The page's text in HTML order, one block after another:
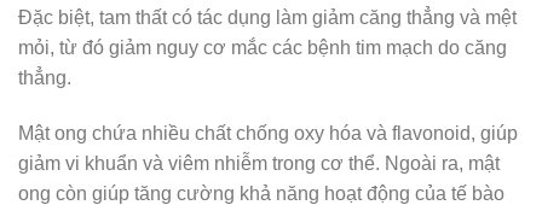
Đặc biệt, tam thất có tác dụng làm giảm căng thẳng và mệt
mỏi, từ đó giảm nguy cơ mắc các bệnh tim mạch do căng
thẳng.
Mật ong chứa nhiều chất chống oxy hóa và flavonoid, giúp
giảm vi khuẩn và viêm nhiễm trong cơ thể. Ngoài ra, mật
ong còn giúp tăng cường khả năng hoạt động của tế bào